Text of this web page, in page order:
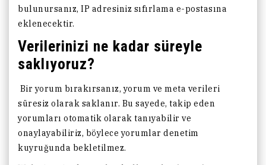
bulunursanız, IP adresiniz sıfırlama e-postasına
eklenecektir.
Verilerinizi ne kadar süreyle
saklıyoruz?
Bir yorum bırakırsanız, yorum ve meta verileri
süresiz olarak saklanır. Bu sayede, takip eden
yorumları otomatik olarak tanıyabilir ve
onaylayabiliriz, böylece yorumlar denetim
kuyruğunda bekletilmez.